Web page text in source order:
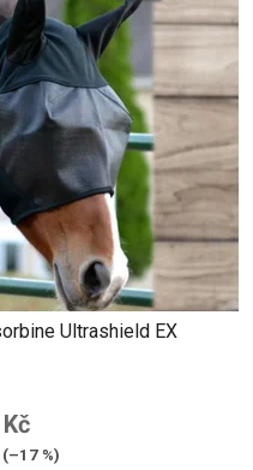
Ultrashield EX
(–17 %)